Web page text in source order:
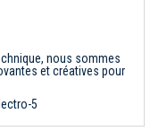
nous sommes
et créatives pour
5